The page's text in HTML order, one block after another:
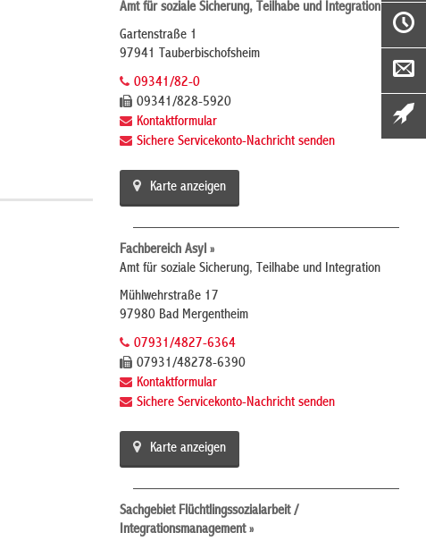
Amt für soziale Sicherung, Teilhabe und Integration »
Gartenstraße 1
97941 Tauberbischofsheim
09341/82-0
09341/828-5920
Kontaktformular
Sichere Servicekonto-Nachricht senden
Karte anzeigen
Fachbereich Asyl »
Amt für soziale Sicherung, Teilhabe und Integration
Mühlwehrstraße 17
97980 Bad Mergentheim
07931/4827-6364
07931/48278-6390
Kontaktformular
Sichere Servicekonto-Nachricht senden
Karte anzeigen
Sachgebiet Flüchtlingssozialarbeit /
Integrationsmanagement »